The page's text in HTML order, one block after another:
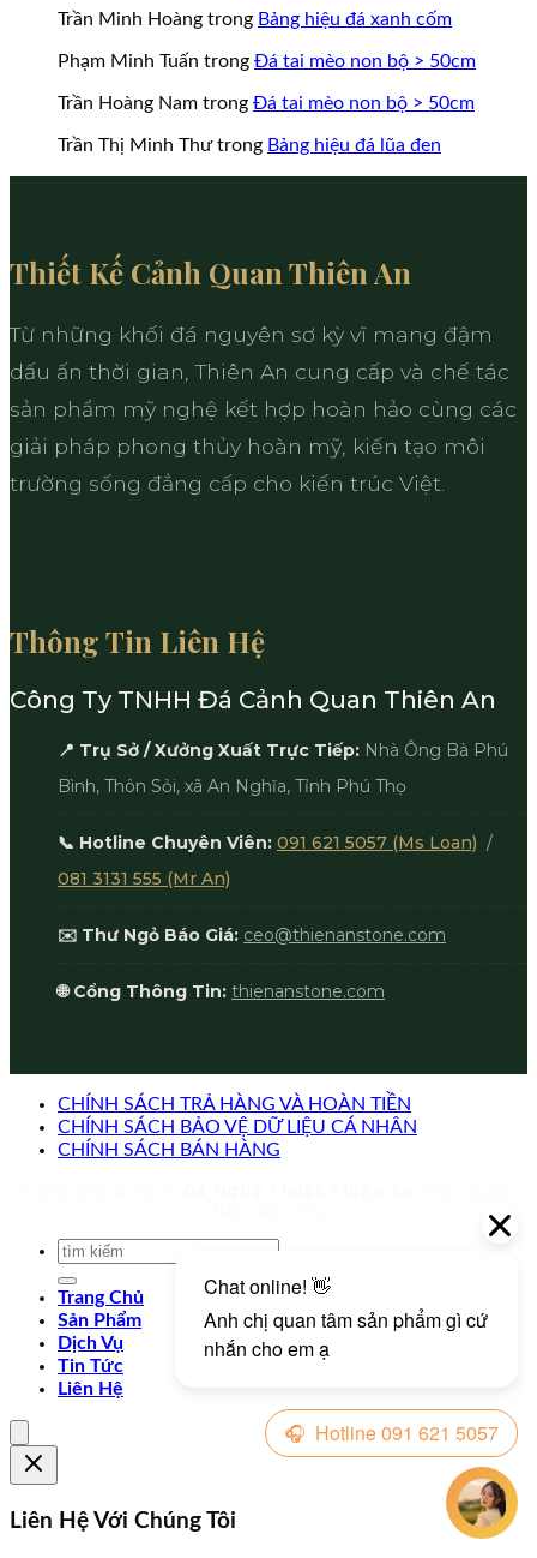
Trần Minh Hoàng trong Bảng hiệu đá xanh cốm
Phạm Minh Tuấn trong Đá tai mèo non bộ > 50cm
Trần Hoàng Nam trong Đá tai mèo non bộ > 50cm
Trần Thị Minh Thưtrong Bảng hiệu đá lũa đen
Thiết Kế Cảnh Quan Thiên An
Từ những khối đá nguyên sơ kỳ vĩ mang đậm
dấu ấn thời gian, Thiên An cung cấp và chế tác
sản phẩm mỹ nghệ kết hợp hoàn hảo cùng các
giải pháp phong thủy hoàn mỹ, kiến tạo môi
trường sống đẳng cấp cho kiến trúc Việt.
Thông Tin Liên Hệ
Công Ty TNHH Đá Cảnh Quan Thiên An
📍 Trụ Sở / Xưởng Xuất Trực Tiếp: Nhà Ông Bà Phú
Bình, Thôn Sỏi, xã An Nghĩa, Tỉnh Phú Thọ
📞 Hotline Chuyên Viên: 091 621 5057 (Ms Loan) /
081 3131 555 (Mr An)
✉️ Thư Ngỏ Báo Giá: ceo@thienanstone.com
🌐 Cổng Thông Tin: thienanstone.com
CHÍNH SÁCH TRẢ HÀNG VÀ HOÀN TIỀN
CHÍNH SÁCH BẢO VỆ DỮ LIỆU CÁ NHÂN
CHÍNH SÁCH BÁN HÀNG
Trang Chủ
Sản Phẩm
Dịch Vụ
Tin Tức
Liên Hệ
Liên Hệ Với Chúng Tôi